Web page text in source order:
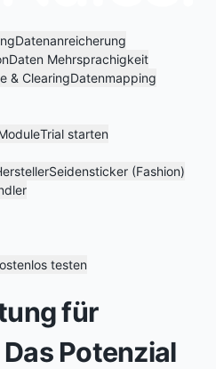
Datenanreicherung
Daten Mehrsprachigkeit
& ClearingDatenmapping
Trial starten
Seidensticker (Fashion)
testen
für
Potenzial